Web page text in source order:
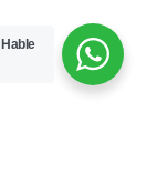
Hable